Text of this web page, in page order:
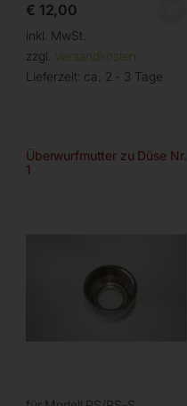
€ 12,00
inkl. MwSt.
zzgl. Versandkosten
Lieferzeit: ca. 2 - 3 Tage
Überwurfmutter zu Düse Nr.
1